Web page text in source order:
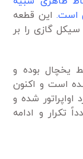
است. این قطعه
گازی را بر
یخچال بوده و
است و اکنون
شده و
تکرار و ادامه